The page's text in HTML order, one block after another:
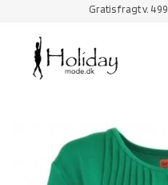
Gratis fragt v. 499